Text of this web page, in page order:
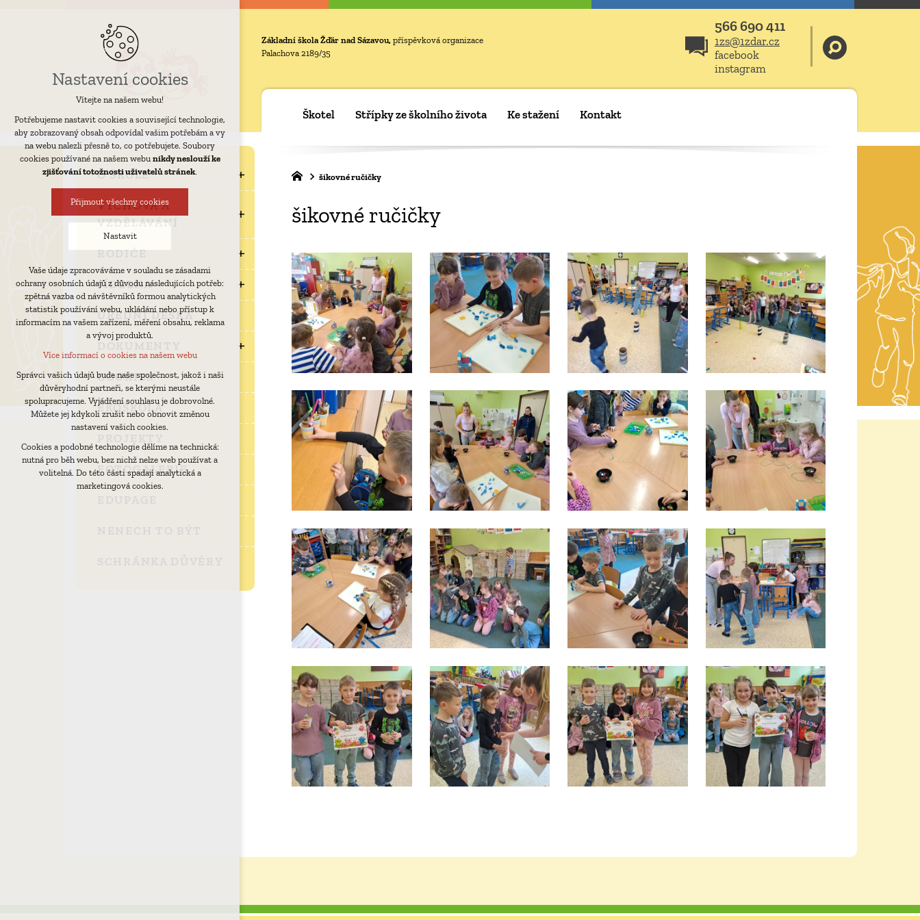
Základní škola Žďár nad Sázavou, příspěvková organizace
Palachova 2189/35
566 690 411
1zs@1zdar.cz
facebook
instagram
Škotel Střípky ze školního života Ke stažení Kontakt
O ŠKOLE
VÝCHOVA A
VZDĚLÁVÁNÍ
RODIČE
JÍDELNA
ÚŘEDNÍ DESKA
COOKIES
EKOŠKOLA
FOTOGALERIE
šikovné ručičky
šikovné ručičky
Nastavení cookies
Vítejte na našem webu!
Potřebujeme nastavit cookies a související technologie,
aby zobrazovaný obsah odpovídal vašim potřebám a vy
na webu nalezli přesně to, co potřebujete. Soubory
cookies používané na našem webu nikdy neslouží ke
zjišťování totožnosti uživatelů stránek.
Přijmout všechny cookies
Nastavit
Technická cookies
nutná pro provozování webu
udržení kontextu stránek (session): případná
přihlášení, volby jazyka, apod.
analytická pro anonymizované vyhodnocení
návštěvnosti
marketingová cookies (Google)
Více informací o cookies na našem webu
Přijmout všechny cookies
Odmítnout vše
Vaše údaje zpracováváme v souladu se zásadami
ochrany osobních údajů z důvodu následujících potřeb:
zpětná vazba od návštěvníků formou analytických
statistik používání webu, ukládání nebo přístup k
informacím na vašem zařízení, měření obsahu, reklama
a vývoj produktů.
Více informací o cookies na našem webu
Správci vašich údajů bude naše společnost, jakož i naši
důvěryhodní partneři, se kterými neustále
spolupracujeme. Vyjádření souhlasu je dobrovolné.
Můžete jej kdykoli zrušit nebo obnovit změnou
nastavení vašich cookies.
Cookies a podobné technologie dělíme na technická:
nutná pro běh webu, bez nichž nelze web používat a
volitelná. Do této části spadají analytická a
marketingová cookies.